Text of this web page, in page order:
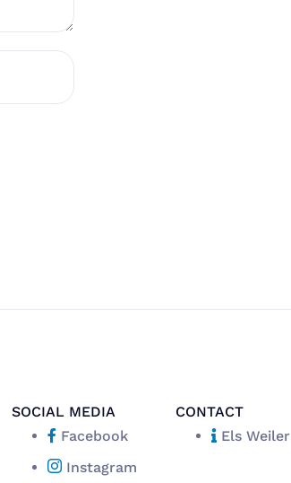
SOCIAL MEDIA
Facebook
Instagram
CONTACT
Els Weiler